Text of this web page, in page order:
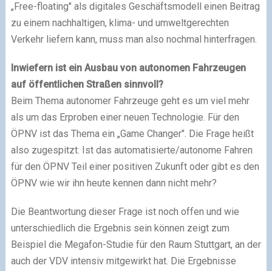
„Free-floating" als digitales Geschäftsmodell einen Beitrag
zu einem nachhaltigen, klima- und umweltgerechten
Verkehr liefern kann, muss man also nochmal hinterfragen.
Inwiefern ist ein Ausbau von autonomen Fahrzeugen
auf öffentlichen Straßen sinnvoll?
Beim Thema autonomer Fahrzeuge geht es um viel mehr
als um das Erproben einer neuen Technologie. Für den
ÖPNV ist das Thema ein „Game Changer". Die Frage heißt
also zugespitzt: Ist das automatisierte/autonome Fahren
für den ÖPNV Teil einer positiven Zukunft oder gibt es den
ÖPNV wie wir ihn heute kennen dann nicht mehr?
Die Beantwortung dieser Frage ist noch offen und wie
unterschiedlich die Ergebnis sein können zeigt zum
Beispiel die Megafon-Studie für den Raum Stuttgart, an der
auch der VDV intensiv mitgewirkt hat. Die Ergebnisse